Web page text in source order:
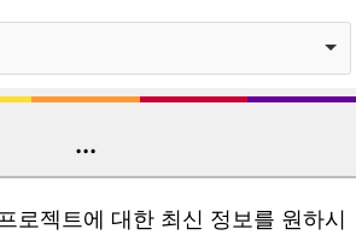
...
로젝트에 대한 최신 정보를 원하시